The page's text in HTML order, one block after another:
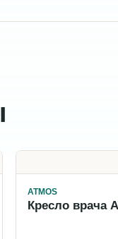
ATMOS
Кресло врача